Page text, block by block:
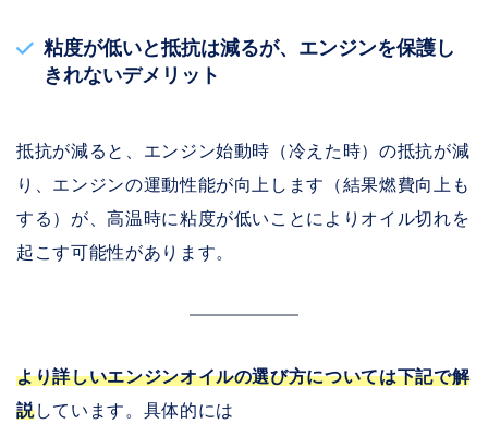
粘度が低いと抵抗は減るが、エンジンを保護し
きれないデメリット
抵抗が減ると、エンジン始動時（冷えた時）の抵抗が減
り、エンジンの運動性能が向上します（結果燃費向上も
する）が、高温時に粘度が低いことによりオイル切れを
起こす可能性があります。
より詳しいエンジンオイルの選び方については下記で解
説しています。具体的には